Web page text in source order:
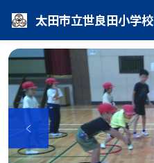
太田市立世良田小学校